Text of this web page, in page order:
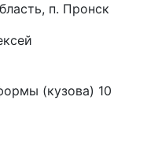
п. Пронск
(кузова) 10